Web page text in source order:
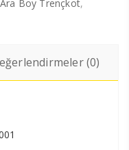
Ara Boy Trençkot,
(0)